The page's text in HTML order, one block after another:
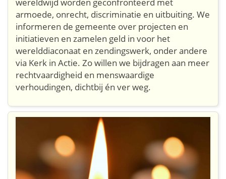
armoede, onrecht, discriminatie en uitbuiting. We
informeren de gemeente over projecten en
initiatieven en zamelen geld in voor het
werelddiaconaat en zendingswerk, onder andere
via Kerk in Actie. Zo willen we bijdragen aan meer
rechtvaardigheid en menswaardige
verhoudingen, dichtbij én ver weg.